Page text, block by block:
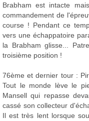
Brabham est intacte
commandement de
course ! Pendant ce
vers une échappatoire
la Brabham glisse...
troisième position !
76ème et dernier tour :
Tout le monde lève le
Mansell qui repasse
cassé son collecteur
Il est très lent lorsque